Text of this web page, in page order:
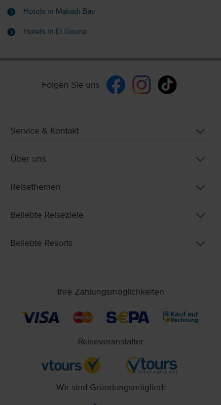
Hotels in Makadi Bay
Hotels in El Gouna
Folgen Sie uns
Service & Kontakt
Über uns
Reisethemen
Beliebte Reiseziele
Beliebte Resorts
Ihre Zahlungsmöglichkeiten
Reiseveranstalter
Wir sind Gründungsmitglied: